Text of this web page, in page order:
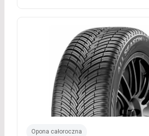
Opona całoroczna